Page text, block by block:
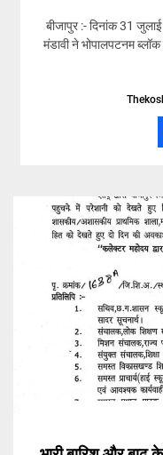
बीजापुर :- दिनांक 31
मंडावी ने भोपालपटनम ब्लॉक